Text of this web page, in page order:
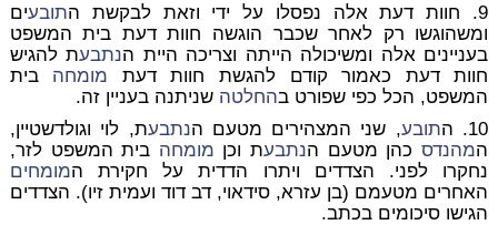
9. חוות דעת אלה נפסלו על ידי וזאת לבקשת ה
תובעים
ומשהוגשו רק לאחר שכבר הוגשה חוות דעת בית המשפט
בעניינים אלה ומשיכולה הייתה וצריכה היית הנתבעת להגיש
חוות דעת כאמור קודם להגשת חוות דעת מומחה בית
המשפט, הכל כפי שפורט בהחלטה שניתנה בעניין זה.
10. ה
תובע, שני המצהירים מטעם הנתבעת, לוי וגולדשטיין,
המהנדסכהן מטעם הנתבעת וכן מומחה בית המשפט לזר,
נחקרו לפני. הצדדים ויתרו הדדית על חקירת המומחים
האחרים מטעמם (בן עזרא, סידאוי, דב דוד ועמית זיו). הצדדים
הגישו סיכומים בכתב.